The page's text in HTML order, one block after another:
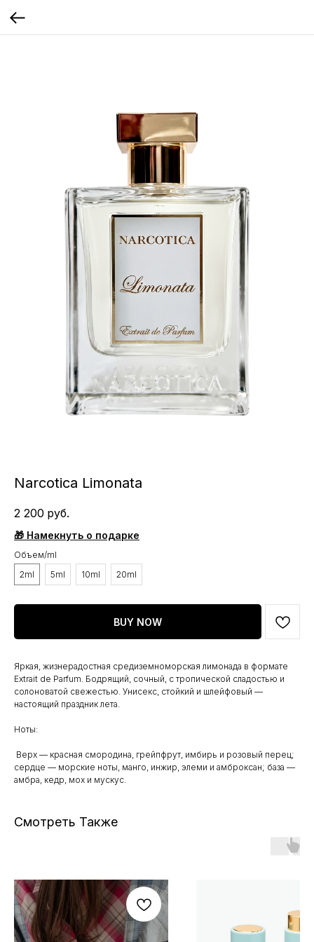
Narcotica Limonata
2 200 руб.
🎁 Намекнуть о подарке
Объем/ml
2ml
5ml 10ml 20ml
BUY NOW
Яркая, жизнерадостная средиземноморская лимонада в формате
Extrait de Parfum. Бодрящий, сочный, с тропической сладостью и
солоноватой свежестью. Унисекс, стойкий и шлейфовый —
настоящий праздник лета.
Ноты:
Верх — красная смородина, грейпфрут, имбирь и розовый перец;
сердце — морские ноты, манго, инжир, элеми и амброксан; база —
амбра, кедр, мох и мускус.
Смотреть Также